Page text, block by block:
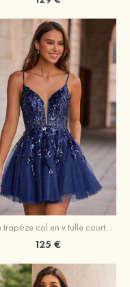
Robe trapèze col en v tulle courte/mini robe de fête de la rentrée avec poches paillettes
125 €